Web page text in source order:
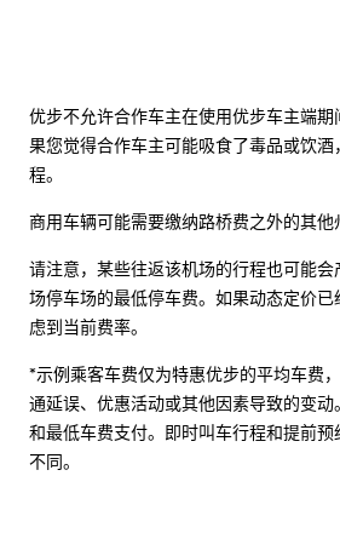
优步不允许合作车主在使用优步车主端
果您觉得合作车主可能吸食了毒品或饮
程。
商用车辆可能需要缴纳路桥费之外的其他
请注意，某些往返该机场的行程也可能
场停车场的最低停车费。如果动态定价
虑到当前费率。
*示例乘客车费仅为特惠优步的平均车费
通延误、优惠活动或其他因素导致的变
和最低车费支付。即时叫车行程和提前
不同。